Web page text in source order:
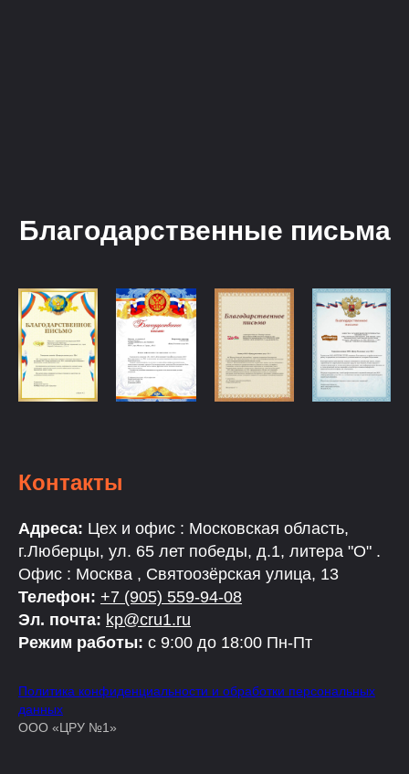
Благодарственные письма
Контакты
Адреса: Цех и офис : Московская область,
г.Люберцы, ул. 65 лет победы, д.1, литера "О" .
Офис : Москва , Святоозёрская улица, 13
Телефон: +7 (905) 559-94-08
Эл. почта: kp@cru1.ru
Режим работы: с 9:00 до 18:00 Пн-Пт
Политика конфиденциальности и обработки персональных
данных
ООО «ЦРУ №1»